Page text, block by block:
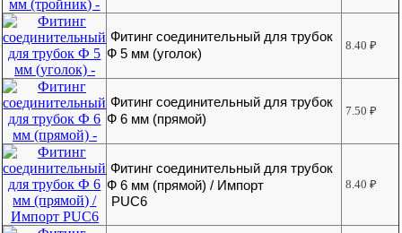
Фитинг соединительный для трубок
Ф 5 мм (уголок)
8.40₽
Фитинг соединительный для трубок
Ф 6 мм (прямой)
7.50₽
Фитинг соединительный для трубок
Ф 6 мм (прямой) / Импорт
PUC6
8.40₽